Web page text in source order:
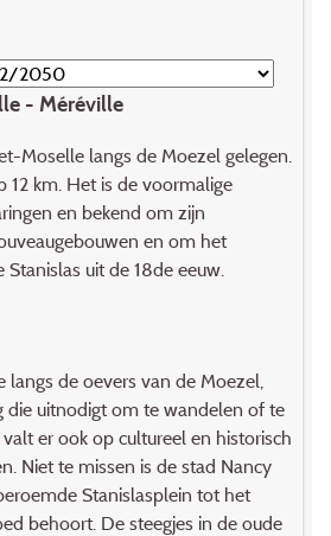
- Méréville
Moselle langs de Moezel gelegen.
12 km. Het is de voormalige
en bekend om zijn
en om het
uit de 18de eeuw.
langs de oevers van de Moezel,
die uitnodigt om te wandelen of te
er ook op cultureel en historisch
Niet te missen is de stad Nancy
Stanislasplein tot het
behoort. De steegjes in de oude